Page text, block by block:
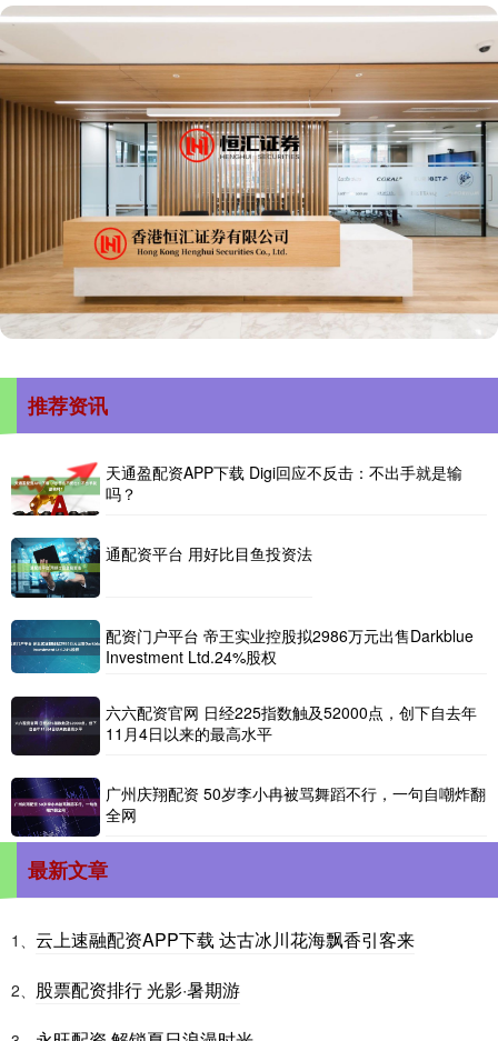
推荐资讯
天通盈配资APP下载 Digi回应不反击：不出手就是输
吗？
通配资平台 用好比目鱼投资法
配资门户平台 帝王实业控股拟2986万元出售Darkblue
Investment Ltd.24%股权
六六配资官网 日经225指数触及52000点，创下自去年
11月4日以来的最高水平
广州庆翔配资 50岁李小冉被骂舞蹈不行，一句自嘲炸翻
全网
最新文章
1、 云上速融配资APP下载 达古冰川花海飘香引客来
2、 股票配资排行 光影·暑期游